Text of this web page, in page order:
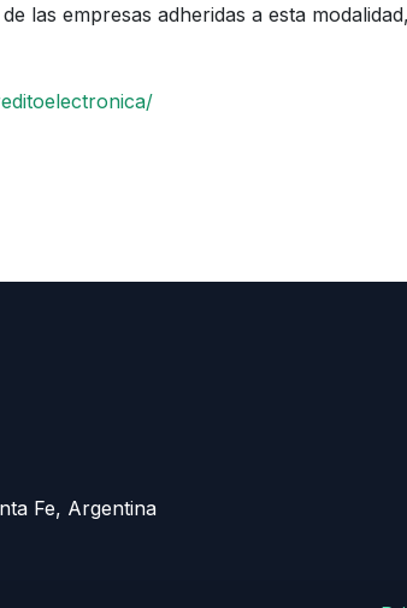
las empresas adheridas a esta
Fe, Argentina